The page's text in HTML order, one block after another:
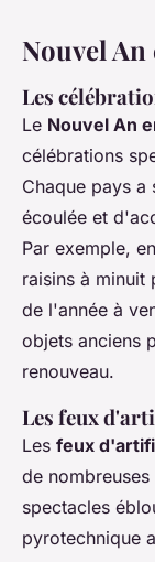
Nouvel
Les
Le Nouvel An
célébrations
Chaque pays a
écoulée et
Par exemple, en
raisins à minuit
de l'année à
objets anciens
renouveau.
Les feux
Les feux
de
spectacles
pyrotechnique